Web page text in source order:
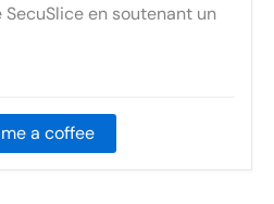
SecuSlice en soutenant un
a coffee